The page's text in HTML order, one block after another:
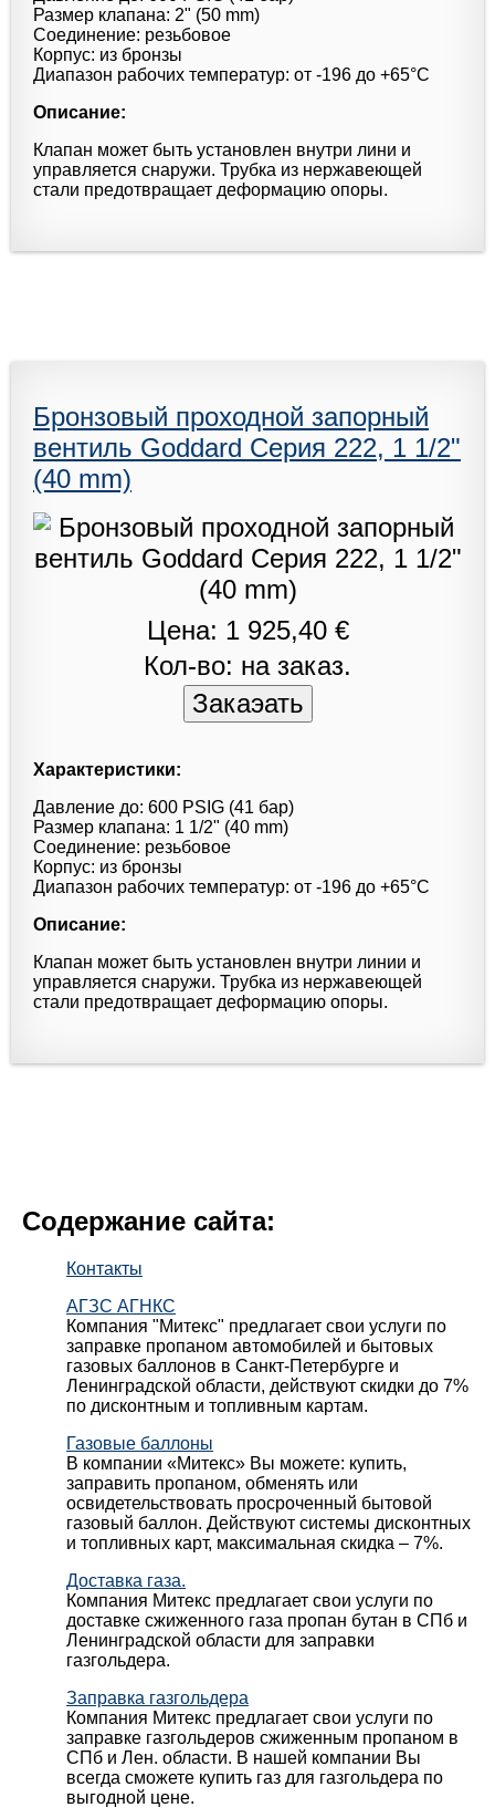
Размер клапана: 2" (50 mm)
Соединение: резьбовое
Корпус: из бронзы
Диапазон рабочих температур: от -196 до +65°С
Описание:
Клапан может быть установлен внутри лини и
управляется снаружи. Трубка из нержавеющей
стали предотвращает деформацию опоры.
Бронзовый проходной запорный
вентиль Goddard Серия 222, 1 1/2"
(40 mm)
Цена: 1 925,40 €
Кол-во: на заказ.
Характеристики:
Давление до: 600 PSIG (41 бар)
Размер клапана: 1 1/2" (40 mm)
Соединение: резьбовое
Корпус: из бронзы
Диапазон рабочих температур: от -196 до +65°С
Описание:
Клапан может быть установлен внутри линии и
управляется снаружи. Трубка из нержавеющей
стали предотвращает деформацию опоры.
Содержание сайта:
Контакты
АГЗС АГНКС
Компания "Митекс" предлагает свои услуги по
заправке пропаном автомобилей и бытовых
газовых баллонов в Санкт-Петербурге и
Ленинградской области, действуют скидки до 7%
по дисконтным и топливным картам.
Газовые баллоны
В компании «Митекс» Вы можете: купить,
заправить пропаном, обменять или
освидетельствовать просроченный бытовой
газовый баллон. Действуют системы дисконтных
и топливных карт, максимальная скидка – 7%.
Доставка газа.
Компания Митекс предлагает свои услуги по
доставке сжиженного газа пропан бутан в СПб и
Ленинградской области для заправки
газгольдера.
Заправка газгольдера
Компания Митекс предлагает свои услуги по
заправке газгольдеров сжиженным пропаном в
СПб и Лен. области. В нашей компании Вы
всегда сможете купить газ для газгольдера по
выгодной цене.